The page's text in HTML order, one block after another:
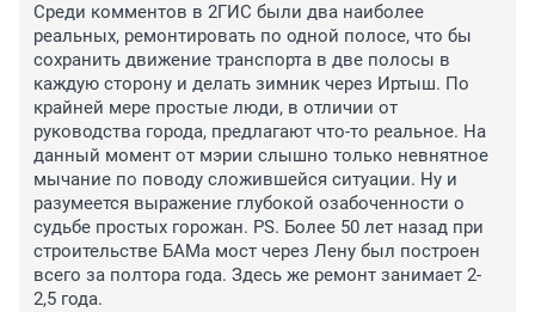
Среди комментов в 2ГИС были два наиболее
реальных, ремонтировать по одной полосе, что бы
сохранить движение транспорта в две полосы в
каждую сторону и делать зимник через Иртыш. По
крайней мере простые люди, в отличии от
руководства города, предлагают что-то реальное. На
данный момент от мэрии слышно только невнятное
мычание по поводу сложившейся ситуации. Ну и
разумеется выражение глубокой озабоченности о
судьбе простых горожан. PS. Более 50 лет назад при
строительстве БАМа мост через Лену был построен
всего за полтора года. Здесь же ремонт занимает 2-
2,5 года.